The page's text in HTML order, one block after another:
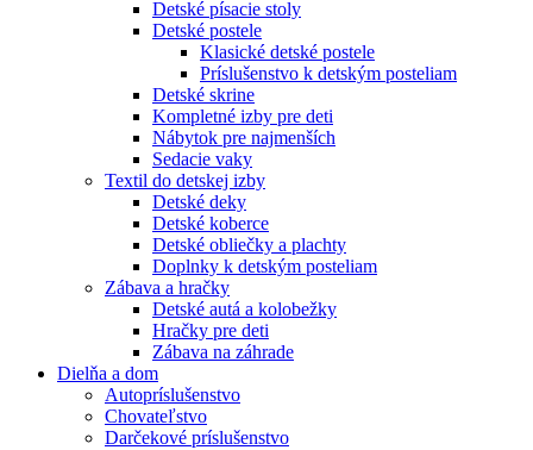
Detské písacie stoly
Detské postele
Klasické detské postele
Príslušenstvo k detským posteliam
Detské skrine
Kompletné izby pre deti
Nábytok pre najmenších
Sedacie vaky
Textil do detskej izby
Detské deky
Detské koberce
Detské obliečky a plachty
Doplnky k detským posteliam
Zábava a hračky
Detské autá a kolobežky
Hračky pre deti
Zábava na záhrade
Dielňa a dom
Autopríslušenstvo
Chovateľstvo
Darčekové príslušenstvo